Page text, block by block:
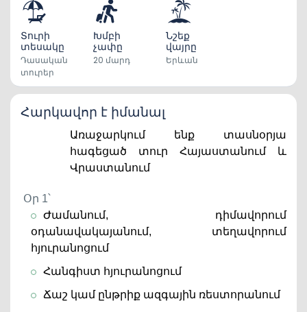
Տուրի
տեսակը
Դասական
տուրեր
Խմբի
չափը
20 մարդ
Նշեք
վայրը
Երևան
Հարկավոր է իմանալ
Առաջարկում ենք տասնօրյա
հագեցած տուր Հայաստանում և
Վրաստանում
Օր 1՝
Ժամանում, դիմավորում
օդանավակայանում, տեղավորում
հյուրանոցում
Հանգիստ հյուրանոցում
Ճաշ կամ ընթրիք ազգային ռեստորանում